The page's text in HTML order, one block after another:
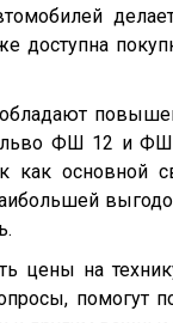
доступна
ФШ 12 и
как
цены на
помогут